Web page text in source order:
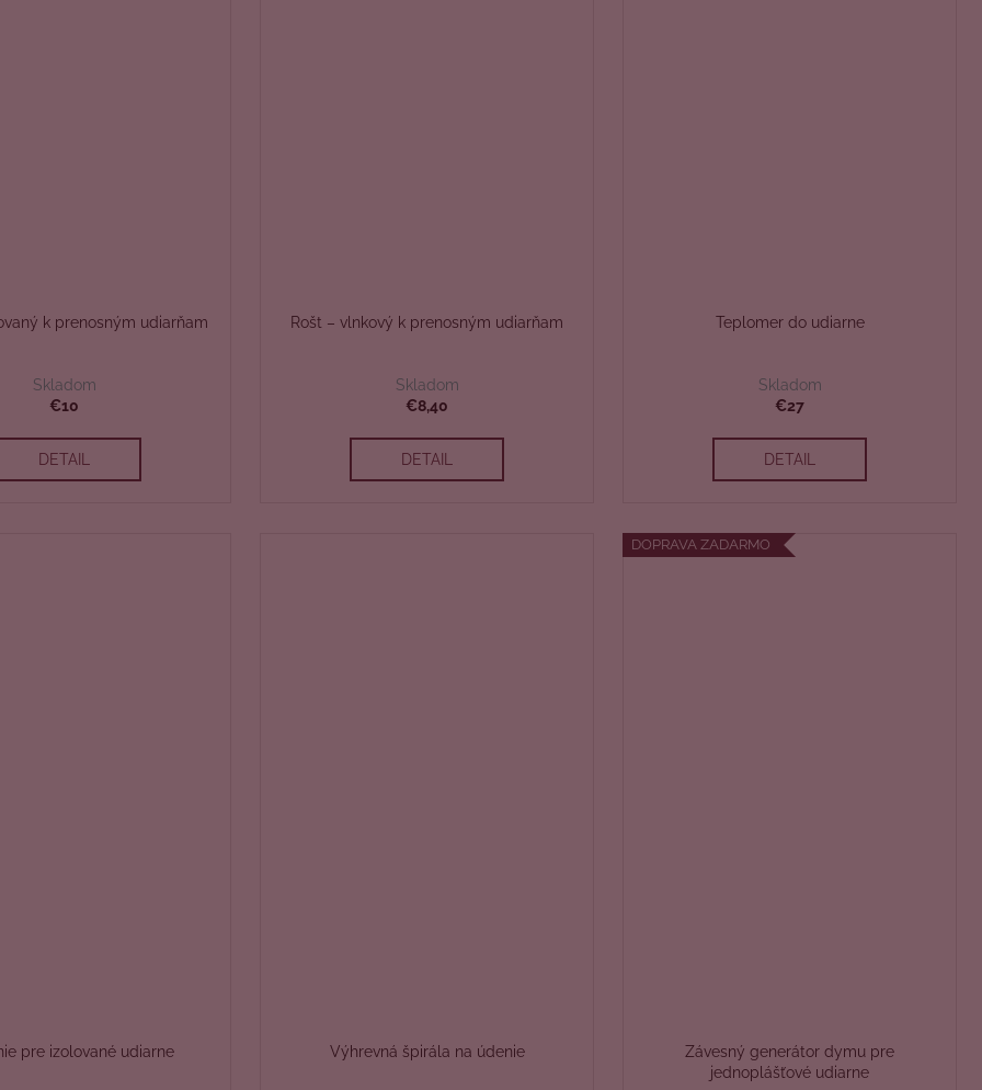
k prenosným udiarňam
Skladom
€10
DETAIL
Rošt – vlnkový k prenosným udiarňam
Skladom
€8,40
DETAIL
Teplomer do udiarne
Skladom
€27
DETAIL
pre izolované udiarne Výhrevná špirála na údenie
DOPRAVA ZADARMO
Závesný generátor dymu pre
jednoplášťové udiarne